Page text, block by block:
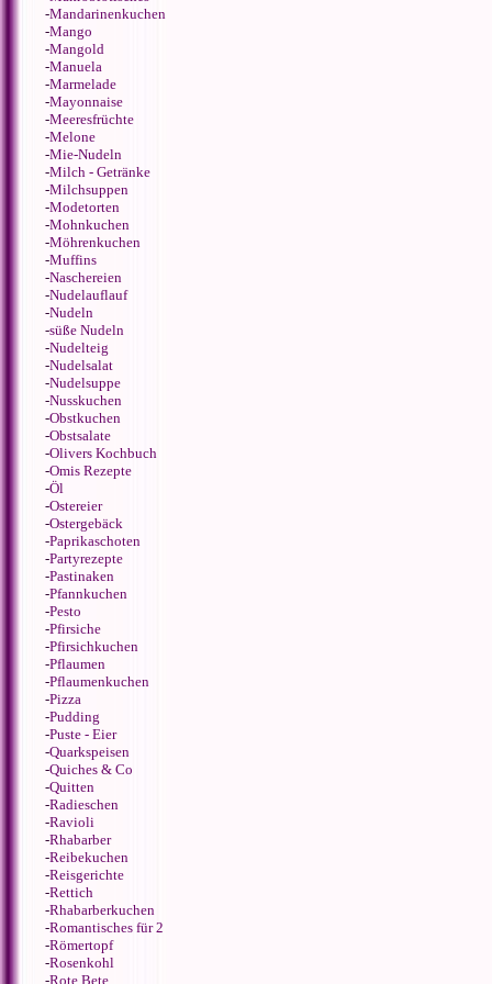
-Mandarinenkuchen
-Mango
-Mangold
-Manuela
-Marmelade
-Mayonnaise
-Meeresfrüchte
-Melone
-Mie-Nudeln
-Milch - Getränke
-Milchsuppen
-Modetorten
-Mohnkuchen
-Möhrenkuchen
-Muffins
-Naschereien
-Nudelauflauf
-Nudeln
-süße Nudeln
-Nudelteig
-Nudelsalat
-Nudelsuppe
-Nusskuchen
-Obstkuchen
-Obstsalate
-Olivers Kochbuch
-Omis Rezepte
-Öl
-Ostereier
-Ostergebäck
-Paprikaschoten
-Partyrezepte
-Pastinaken
-Pfannkuchen
-Pesto
-Pfirsiche
-Pfirsichkuchen
-Pflaumen
-Pflaumenkuchen
-Pizza
-Pudding
-Puste - Eier
-Quarkspeisen
-Quiches & Co
-Quitten
-Radieschen
-Ravioli
-Rhabarber
-Reibekuchen
-Reisgerichte
-Rettich
-Rhabarberkuchen
-Romantisches für 2
-Römertopf
-Rosenkohl
-Rote Bete